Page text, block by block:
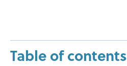
Table of contents